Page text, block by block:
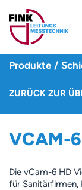
Produkte /
ZURÜCK ZUR
VCAM-
Die vCam-6 HD
für Sanitärfirmen,